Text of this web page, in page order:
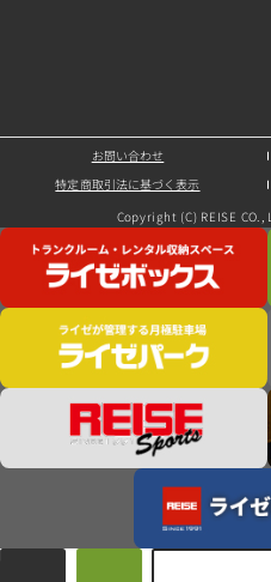
お問い合わせ
特定商取引法に基づく表示
Copyright (C) REISE CO.,